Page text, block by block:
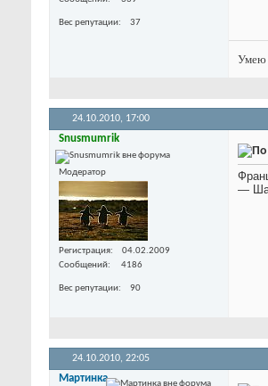
Вес репутации 37
Умею
24.10.2010, 17:00
Snusmumrik
Модератор
Регистрация
04.02.2009
Сообщений
4186
Вес репутации 90
—
24.10.2010, 22:05
Мартинка